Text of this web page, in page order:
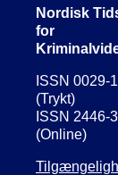
Nordisk
for
ISSN 0029-
(Trykt)
ISSN 2446-
(Online)